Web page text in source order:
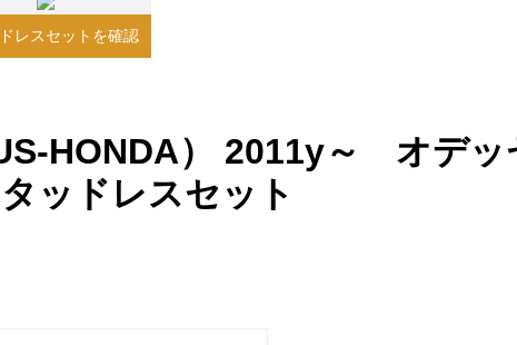
レスセットを確認
HONDA） 2011y～ オデッ
ッドレスセット